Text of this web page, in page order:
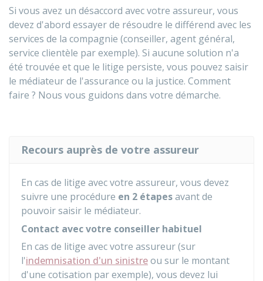
Si vous avez un désaccord avec votre assureur, vous
devez d'abord essayer de résoudre le différend avec les
services de la compagnie (conseiller, agent général,
service clientèle par exemple). Si aucune solution n'a
été trouvée et que le litige persiste, vous pouvez saisir
le médiateur de l'assurance ou la justice. Comment
faire ? Nous vous guidons dans votre démarche.
Recours auprès de votre assureur
En cas de litige avec votre assureur, vous devez
suivre une procédure en 2 étapesavant de
pouvoir saisir le médiateur.
Contact avec votre conseiller habituel
En cas de litige avec votre assureur (sur
l'indemnisation d'un sinistreou sur le montant
d'une cotisation par exemple), vous devez lui